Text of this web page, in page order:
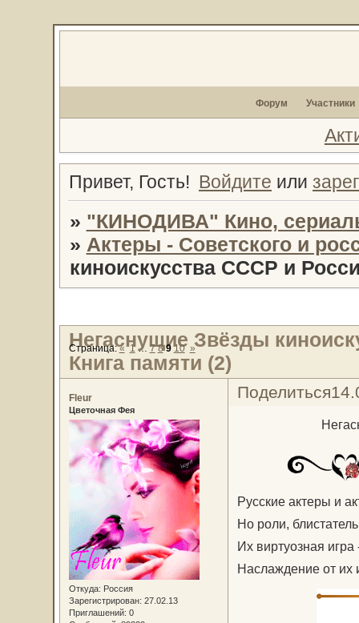
Форум Участники
Привет, Гость! Войдите или
» "КИНОДИВА" Кино,
» Актеры - Советского и
киноискусства СССР и
Негаснущие Звёзды
Книга памяти (2)
Страница:« 1 … 7 8 9 10 »
Поделиться
Fleur
Цветочная Фея
Откуда: Россия
Зарегистрирован: 27.02.13
Приглашений: 0
Русские актеры и
Но роли,
Их виртуозная
Наслаждение от их